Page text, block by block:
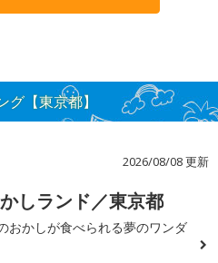
【東京都】
2026/08/08 更新
しランド／東京都
おかしが食べられる夢のワンダ